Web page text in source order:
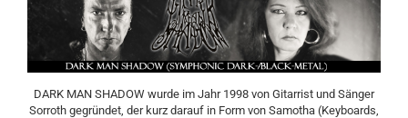
DARK MAN SHADOW wurde im Jahr 1998 von Gitarrist und Sänger
Sorroth gegründet, der kurz darauf in Form von Samotha (Keyboards,